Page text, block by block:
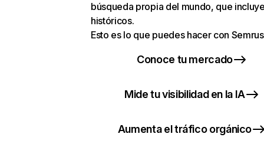
búsqueda propia del mundo, que
históricos.
Esto es lo que puedes hacer con
Conoce tu mercado
Mide tu visibilidad en la IA
Aumenta el tráfico orgánico